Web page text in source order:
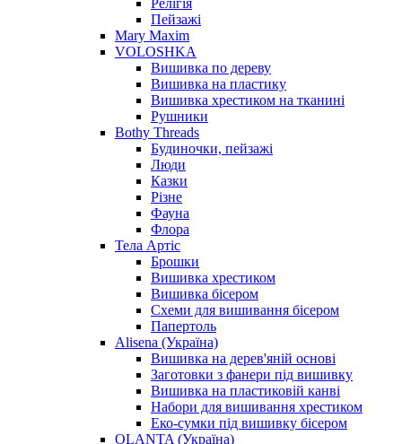
Пейзажі
Mary Maxim
VOLOSHKA
Вишивка по дереву
Вишивка на пластику
Вишивка хрестиком на тканині
Рушники
Bothy Threads
Будиночки, пейзажі
Люди
Казки
Різне
Фауна
Флора
Тела Артіс
Брошки
Вишивка хрестиком
Вишивка бісером
Схеми для вишивання бісером
Папертоль
Alisena (Україна)
Вишивка на дерев'яній основі
Заготовки з фанери під вишивку
Вишивка на пластиковій канві
Набори для вишивання хрестиком
Еко-сумки під вишивку бісером
OLANTA (Україна)